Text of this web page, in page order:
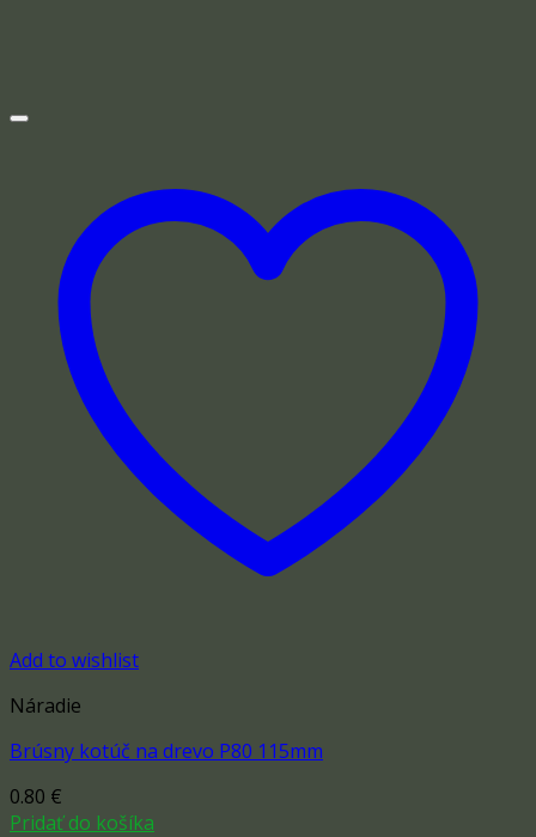
Add to wishlist
Náradie
Brúsny kotúč na drevo P80 115mm
0.80 €
Pridať do košíka